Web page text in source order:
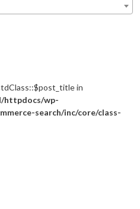
in
httpdocs/wp-
search/inc/core/class-